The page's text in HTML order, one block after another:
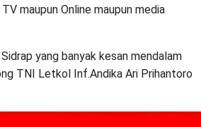
maupun Online maupun media
yang banyak kesan mendalam
TNI Letkol Inf.Andika Ari Prihantoro